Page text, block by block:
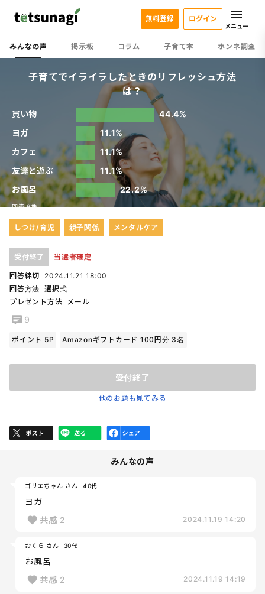
みんなの声 掲示板 コラム 子育て本 ホンネ調査
無料登録 ログイン
メニュー
子育てでイライラしたときのリフレッシュ方法
は？
買い物
44.4%
ヨガ
11.1%
カフェ
11.1%
友達と遊ぶ
11.1%
お風呂
22.2%
回答 9件
しつけ/育児 親子関係 メンタルケア
受付終了 当選者確定
回答締切
2024.11.21 18:00
回答方法 選択式
プレゼント方法
メール
9
ポイント 5P Amazonギフトカード 100円分 3名
受付終了
他のお題も見てみる
みんなの声
ゴリエちゃん さん 40代
ヨガ
共感 2 2024.11.19 14:20
おくら さん 30代
お風呂
共感 2 2024.11.19 14:19